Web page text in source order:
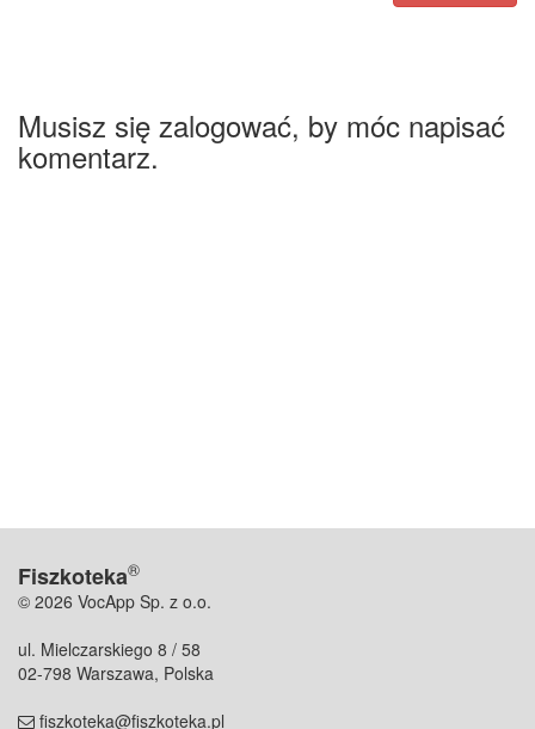
Musisz się zalogować, by móc napisać
komentarz.
Fiszkoteka®
© 2026 VocApp Sp. z o.o.
ul. Mielczarskiego 8 / 58
02-798 Warszawa, Polska
fiszkoteka@fiszkoteka.pl